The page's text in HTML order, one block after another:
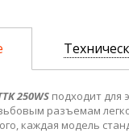
250WS подходит для
разъемам
каждая модель